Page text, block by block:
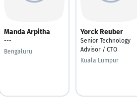
Manda Arpitha
---
Bengaluru
Yorck Reuber
Senior Technology
Advisor / CTO
Kuala Lumpur